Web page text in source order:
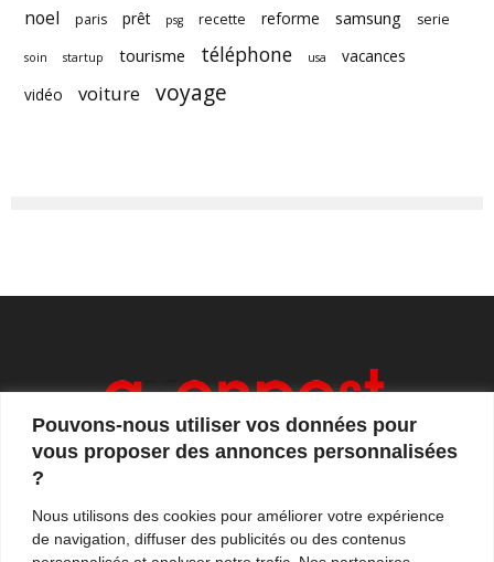
Pouvons-nous utiliser vos données pour
vous proposer des annonces personnalisées
?
Nous utilisons des cookies pour améliorer votre expérience
de navigation, diffuser des publicités ou des contenus
noel paris prêt psg recette reforme samsung serie
soin startup tourisme téléphone usa
vacances
vidéo
voiture voyage
et de tendances. Notre équipe de journalistes vous
propose quotidiennement de suivre l'actualité en